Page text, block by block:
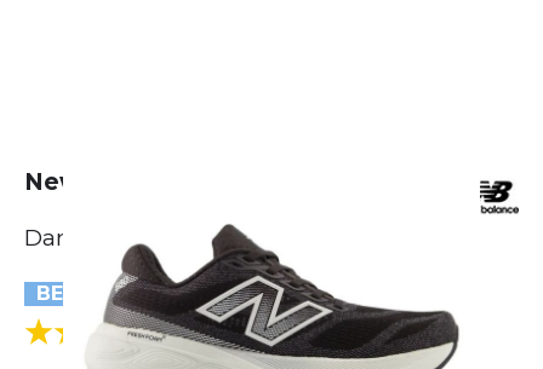
New Balance Fresh Foam 880 v15
Damen
BESTSELLER
5.0 (1 Bewertungen)